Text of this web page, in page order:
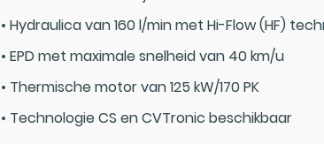
• Hydraulica van 160 l/min met Hi-Flow (HF)
• EPD met maximale snelheid van 40 km/u
• Thermische motor van 125 kW/170 PK
• Technologie CS en CVTronic beschikbaar